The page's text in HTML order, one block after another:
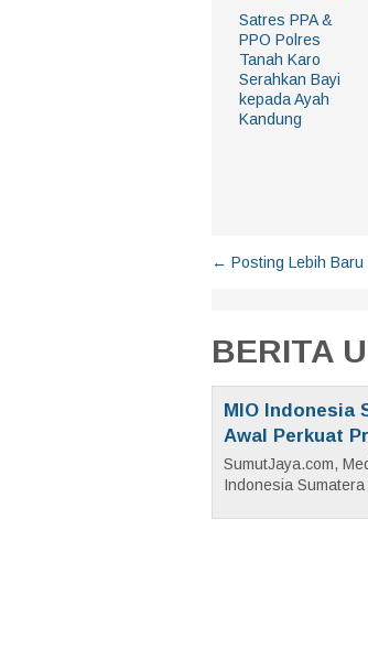
Satres PPA &
PPO Polres
Tanah Karo
Serahkan Bayi
kepada Ayah
Kandung
← Posting Lebih Baru
BERITA
MIO Indonesia
Awal Perkuat
SumutJaya.com,
Indonesia